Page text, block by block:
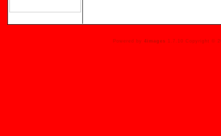
Powered by 4images 1.7.10 Copyright ©